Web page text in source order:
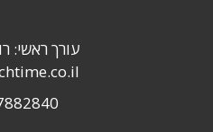
עורך ראשי: